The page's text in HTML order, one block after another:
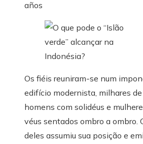
años
Os fiéis reuniram-se num
edifício modernista, milhares de
homens com solidéus e
véus sentados ombro a ombro.
deles assumiu sua posição e